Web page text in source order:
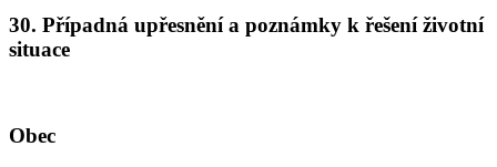
30. Případná upřesnění a poznámky k řešení životní
situace
Obec